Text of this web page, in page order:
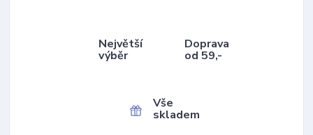
Největší
výběr
Doprava
od 59,-
Vše
skladem